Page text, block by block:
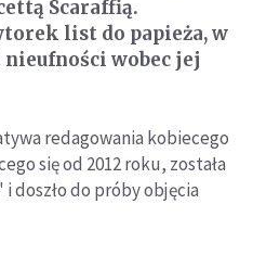
Scaraffią.
list do papieża, w
wobec jej
redagowania kobiecego
się od 2012 roku, została
doszło do próby objęcia